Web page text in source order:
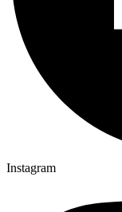
Instagram